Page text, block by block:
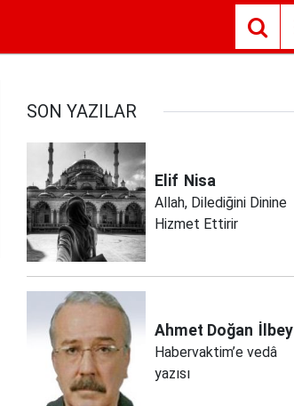
SON YAZILAR
Elif Nisa
Allah, Dilediğini Dinine
Hizmet Ettirir
Ahmet Doğan İlbey
Habervaktim’e vedâ
yazısı